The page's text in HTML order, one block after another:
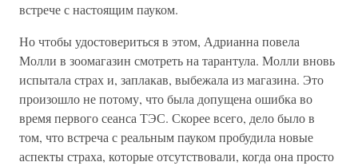
встрече с настоящим пауком.
Но чтобы удостовериться в этом, Адрианна повела
Молли в зоомагазин смотреть на тарантула. Молли вновь
испытала страх и, заплакав, выбежала из магазина. Это
произошло не потому, что была допущена ошибка во
время первого сеанса ТЭС. Скорее всего, дело было в
том, что встреча с реальным пауком пробудила новые
аспекты страха, которые отсутствовали, когда она просто